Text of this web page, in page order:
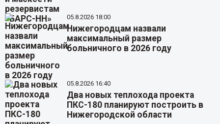
05.8.2026 18:00
Нижегородцам назвали
максимальный размер
больничного в 2026 году
05.8.2026 16:40
Два новых теплохода проекта
ПКС-180 планируют построить в
Нижегородской области